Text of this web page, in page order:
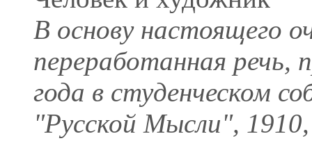
В основу настоящего
переработанная речь,
года в студенческом
"Русской Мысли",